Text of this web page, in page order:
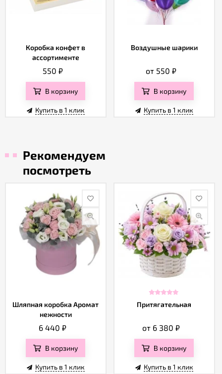
Коробка конфет в
ассортименте
550 ₽
В корзину
Купить в 1 клик
Воздушные шарики
от 550₽
В корзину
Купить в 1 клик
Рекомендуем
посмотреть
Шляпная коробка Аромат
нежности
6 440₽
В корзину
Купить в 1 клик
Притягательная
от 6 380₽
В корзину
Купить в 1 клик